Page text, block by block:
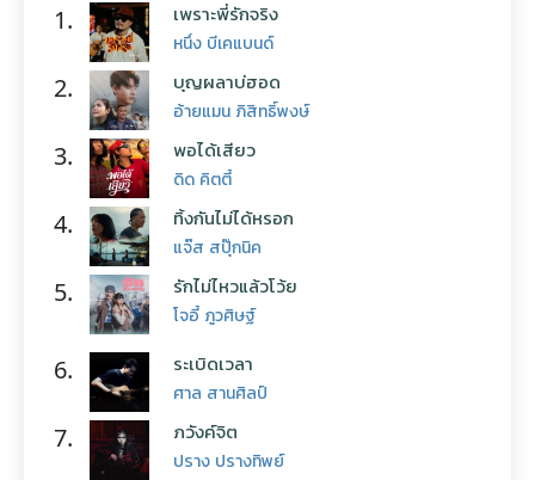
1. เพราะพี่รักจริง
หนึ่ง บีเคแบนด์
2. บุญผลาบ่ฮอด
อ้ายแมน ภิสิทธิ์พงษ์
3. พอได้เสียว
ดิด คิตตี้
4. ทิ้งกันไม่ได้หรอก
แจ๊ส สปุ๊กนิค
5. รักไม่ไหวแล้วโว้ย
โจอี้ ภูวศิษฐ์
6. ระเบิดเวลา
ศาล สานศิลป์
7. ภวังค์จิต
ปราง ปรางทิพย์